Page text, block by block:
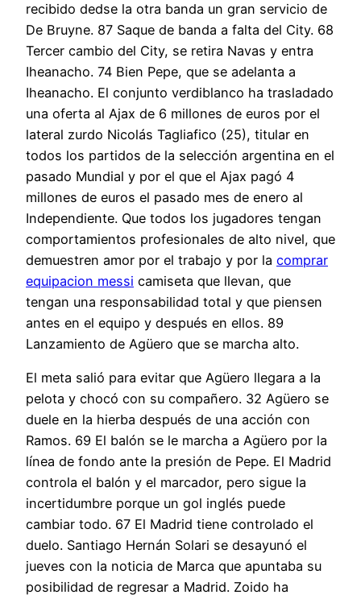
recibido dedse la otra banda un gran servicio de
De Bruyne. 87 Saque de banda a falta del City. 68
Tercer cambio del City, se retira Navas y entra
Iheanacho. 74 Bien Pepe, que se adelanta a
Iheanacho. El conjunto verdiblanco ha trasladado
una oferta al Ajax de 6 millones de euros por el
lateral zurdo Nicolás Tagliafico (25), titular en
todos los partidos de la selección argentina en el
pasado Mundial y por el que el Ajax pagó 4
millones de euros el pasado mes de enero al
Independiente. Que todos los jugadores tengan
comportamientos profesionales de alto nivel, que
demuestren amor por el trabajo y por la comprar
equipacion messi camiseta que llevan, que
tengan una responsabilidad total y que piensen
antes en el equipo y después en ellos. 89
Lanzamiento de Agüero que se marcha alto.
El meta salió para evitar que Agüero llegara a la
pelota y chocó con su compañero. 32 Agüero se
duele en la hierba después de una acción con
Ramos. 69 El balón se le marcha a Agüero por la
línea de fondo ante la presión de Pepe. El Madrid
controla el balón y el marcador, pero sigue la
incertidumbre porque un gol inglés puede
cambiar todo. 67 El Madrid tiene controlado el
duelo. Santiago Hernán Solari se desayunó el
jueves con la noticia de Marca que apuntaba su
posibilidad de regresar a Madrid. Zoido ha